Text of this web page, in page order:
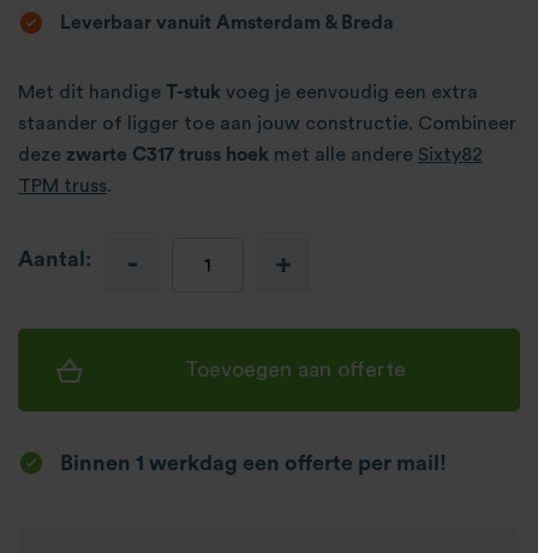
Leverbaar vanuit Amsterdam & Breda
Met dit handige T-stuk voeg je eenvoudig een extra
staander of ligger toe aan jouw constructie. Combineer
deze zwarte C317 truss hoek met alle andere Sixty82
TPM truss.
Aantal: - +
Toevoegen aan offerte
Binnen 1 werkdag een offerte per mail!